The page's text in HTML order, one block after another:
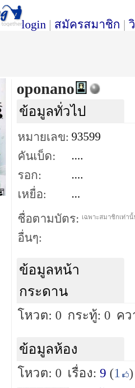
login | สมัครสมาชิก |
oponano
ข้อมูลทั่วไป
หมายเลข: 93599
คันเบ็ด:
....
รอก:
....
เหยื่อ:
...
ชื่อตามบัตร: เฉพาะสมาชิกเท่า
อื่นๆ:
ข้อมูลหน้า
กระดาน
โหวต: 0 กระทู้: 0 ค
ข้อมูลห้อง
โหวต: 0 เรื่อง: 9 (1 )